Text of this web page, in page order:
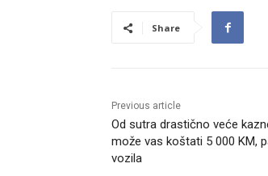
Share
Previous article
Od sutra drastično veće
može vas koštati 5 000 KM,
vozila